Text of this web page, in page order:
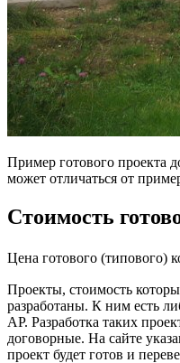
Пример готового проекта
может отличаться от
Стоимость
Цена готового (типового)
Проекты, стоимость
разработаны. К ним есть
АР. Разработка таких
договорные. На сайте
проект будет готов и